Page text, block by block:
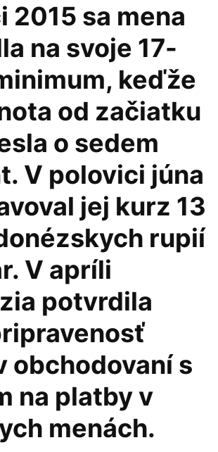
2015 sa mena
na svoje 17-
keďže
od začiatku
o sedem
V polovici júna
jej kurz 13
rupií
V apríli
potvrdila
obchodovaní s
na platby v
menách.